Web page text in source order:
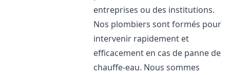
entreprises ou des institutions.
Nos plombiers sont formés pour
intervenir rapidement et
efficacement en cas de panne de
chauffe-eau. Nous sommes